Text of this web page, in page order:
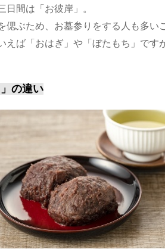
間は「お彼岸」。
偲ぶため、お墓参りをする人も多い
えば「おはぎ」や「ぼたもち」です
の違い